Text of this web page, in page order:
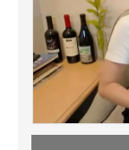
電子設計の基本
エネルギーの専
建設×テクノロ
ちょっと気にな